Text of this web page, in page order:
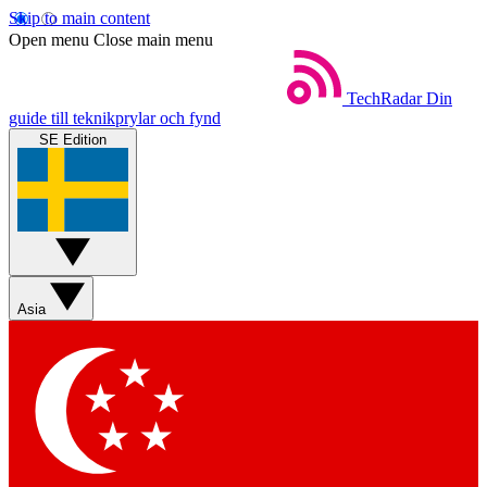
Skip to main content
Open menu Close main menu
TechRadar Din
guide till teknikprylar och fynd
SE Edition
Asia